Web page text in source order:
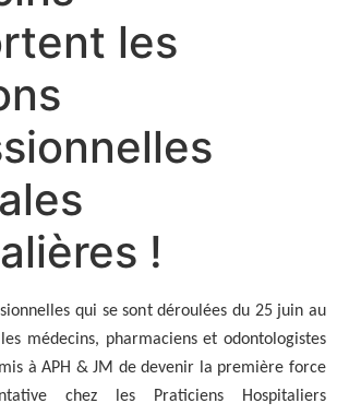
les
!
qui se sont déroulées du 25 juin au
médecins, pharmaciens et odontologistes
à APH & JM de devenir la première force
chez les Praticiens Hospitaliers